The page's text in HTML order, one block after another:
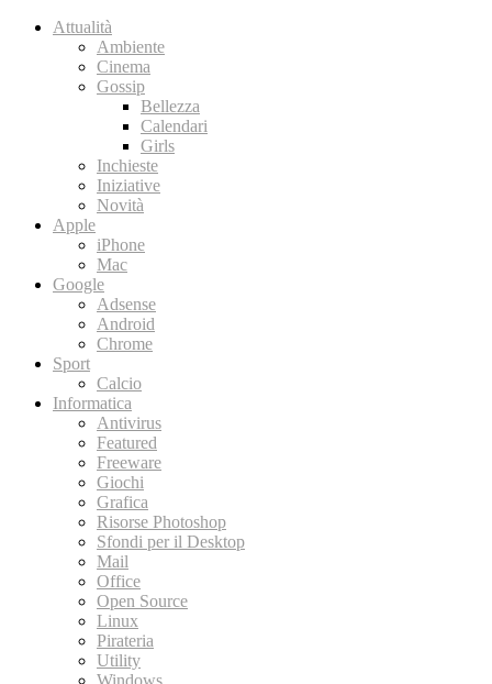
Attualità
Ambiente
Cinema
Gossip
Bellezza
Calendari
Girls
Inchieste
Iniziative
Novità
Apple
iPhone
Mac
Google
Adsense
Android
Chrome
Sport
Calcio
Informatica
Antivirus
Featured
Freeware
Giochi
Grafica
Risorse Photoshop
Sfondi per il Desktop
Mail
Office
Open Source
Linux
Pirateria
Utility
Windows